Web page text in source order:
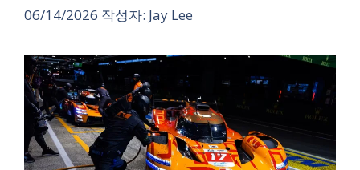
06/14/2026 작성자: Jay Lee